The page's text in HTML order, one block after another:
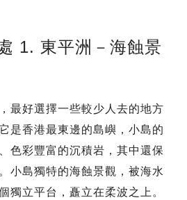
1. 東平洲－海蝕景
最好選擇一些較少人去的地方
是香港最東邊的島嶼，小島的
色彩豐富的沉積岩，其中還保
小島獨特的海蝕景觀，被海水
獨立平台，矗立在柔波之上。